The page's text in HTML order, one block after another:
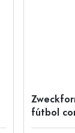
fútbol